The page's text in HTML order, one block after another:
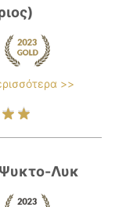
>>
Ψυκτο-Λυκ